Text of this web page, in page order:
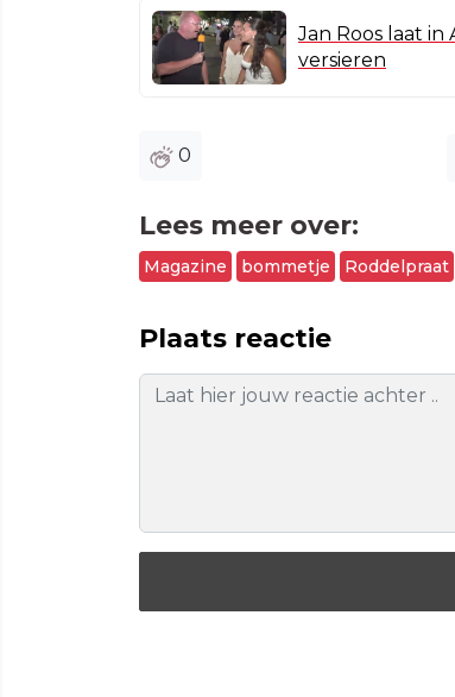
Jan Roos laat
versieren
0
Lees meer over:
Magazine bommetje Roddelpraat
Plaats reactie